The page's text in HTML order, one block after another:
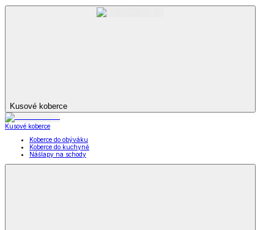
Kusové koberce
Kusové koberce
Koberce do obýváku
Koberce do kuchyně
Nášlapy na schody